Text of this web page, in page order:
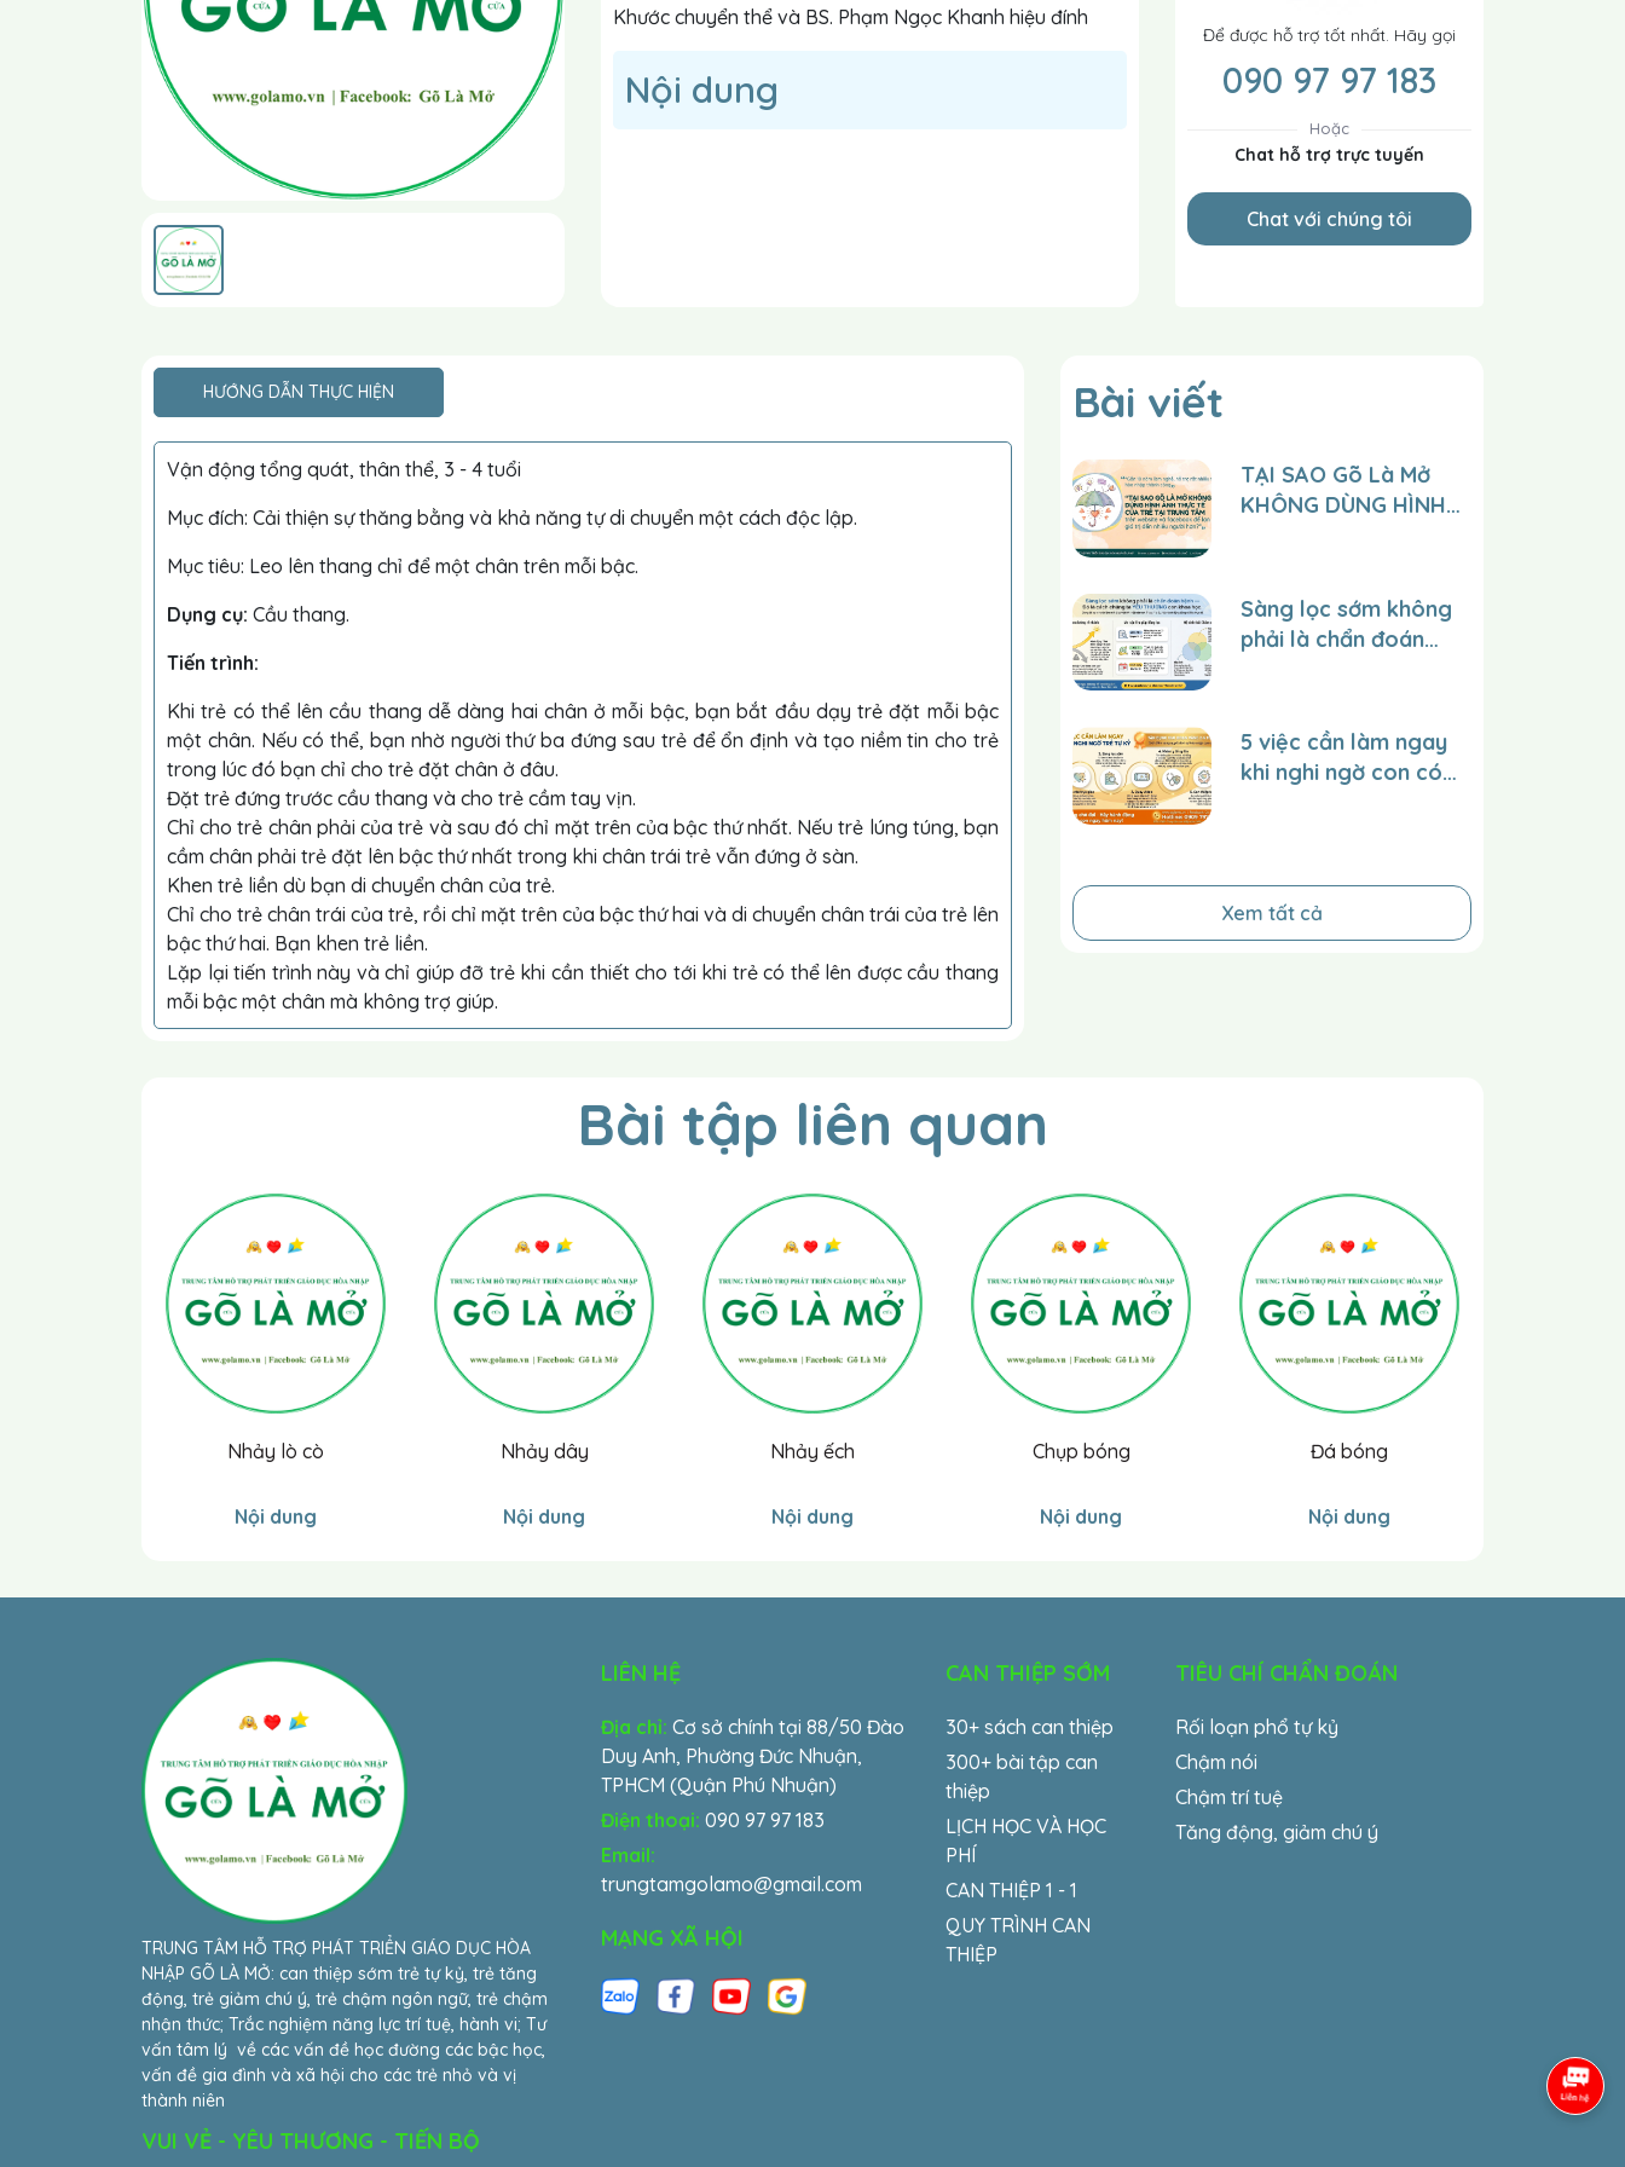
Khước chuyển thể và BS. Phạm Ngọc Khanh hiệu đính
Nội dung
Để được hỗ trợ tốt nhất. Hãy gọi
090 97 97 183
Hoặc
Chat hỗ trợ trực tuyến
Chat với chúng tôi
HƯỚNG DẪN THỰC HIỆN
Vận động tổng quát, thân thể, 3 - 4 tuổi
Mục đích: Cải thiện sự thăng bằng và khả năng tự di chuyển một cách độc lập.
Mục tiêu: Leo lên thang chỉ để một chân trên mỗi bậc.
Dụng cụ: Cầu thang.
Tiến trình:
Khi trẻ có thể lên cầu thang dễ dàng hai chân ở mỗi bậc, bạn bắt đầu dạy trẻ đặt mỗi bậc
một chân. Nếu có thể, bạn nhờ người thứ ba đứng sau trẻ để ổn định và tạo niềm tin cho trẻ
trong lúc đó bạn chỉ cho trẻ đặt chân ở đâu.
Đặt trẻ đứng trước cầu thang và cho trẻ cầm tay vịn.
Chỉ cho trẻ chân phải của trẻ và sau đó chỉ mặt trên của bậc thứ nhất. Nếu trẻ lúng túng, bạn
cầm chân phải trẻ đặt lên bậc thứ nhất trong khi chân trái trẻ vẫn đứng ở sàn.
Khen trẻ liền dù bạn di chuyển chân của trẻ.
Chỉ cho trẻ chân trái của trẻ, rồi chỉ mặt trên của bậc thứ hai và di chuyển chân trái của trẻ lên
bậc thứ hai. Bạn khen trẻ liền.
Lặp lại tiến trình này và chỉ giúp đỡ trẻ khi cần thiết cho tới khi trẻ có thể lên được cầu thang
mỗi bậc một chân mà không trợ giúp.
Bài viết
TẠI SAO Gõ Là Mở
KHÔNG DÙNG HÌNH
trên website và
facebook để lan tỏa
giá trị đến nhiều
Sàng lọc sớm không
phải là chẩn đoán
THƯƠNG con một
cách khoa học.
5 việc cần làm ngay
khi nghi ngờ con có
Xem tất cả
Bài tập liên quan
Nhảy lò cò
Nội dung
Nhảy dây
Nội dung
Nhảy ếch
Nội dung
Chụp bóng
Nội dung
Đá bóng
Nội dung
TRUNG TÂM HỖ TRỢ PHÁT TRIỂN GIÁO DỤC HÒA
NHẬP GÕ LÀ MỞ: can thiệp sớm trẻ tự kỷ, trẻ tăng
động, trẻ giảm chú ý, trẻ chậm ngôn ngữ, trẻ chậm
nhận thức; Trắc nghiệm năng lực trí tuệ, hành vi; Tư
vấn tâm lý về các vấn đề học đường các bậc học,
vấn đề gia đình và xã hội cho các trẻ nhỏ và vị
thành niên
VUI VẺ - YÊU THƯƠNG - TIẾN BỘ
LIÊN HỆ
Địa chỉ: Cơ sở chính tại 88/50 Đào
Duy Anh, Phường Đức Nhuận,
TPHCM (Quận Phú Nhuận)
Điện thoại: 090 97 97 183
Email:
trungtamgolamo@gmail.com
MẠNG XÃ HỘI
CAN THIỆP SỚM
30+ sách can thiệp
300+ bài tập can
thiệp
LỊCH HỌC VÀ HỌC
PHÍ
CAN THIỆP 1 - 1
QUY TRÌNH CAN
THIỆP
TIÊU CHÍ CHẨN ĐOÁN
Rối loạn phổ tự kỷ
Chậm nói
Chậm trí tuệ
Tăng động, giảm chú ý